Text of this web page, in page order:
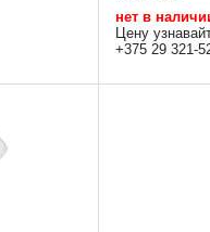
нет в
Цену
+375 29 321-